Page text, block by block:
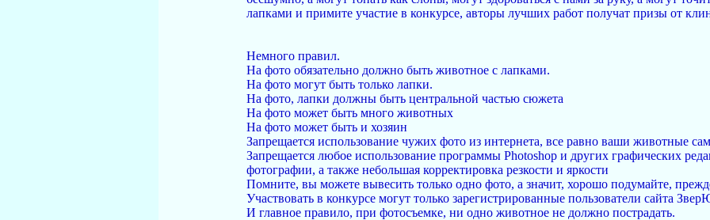
лапками и примите участие в конкурсе, авторы лучших работ получат призы от
Немного правил.
На фото обязательно должно быть животное с лапками.
На фото могут быть только лапки.
На фото, лапки должны быть центральной частью сюжета
На фото может быть много животных
На фото может быть и хозяин
Запрещается использование чужих фото из интернета, все равно ваши животные
Запрещается любое использование программы Photoshop и других графических
фотографии, а также небольшая корректировка резкости и яркости
Помните, вы можете вывесить только одно фото, а значит, хорошо подумайте,
Участвовать в конкурсе могут только зарегистрированные пользователи сайта
И главное правило, при фотосъемке, ни одно животное не должно пострадать.